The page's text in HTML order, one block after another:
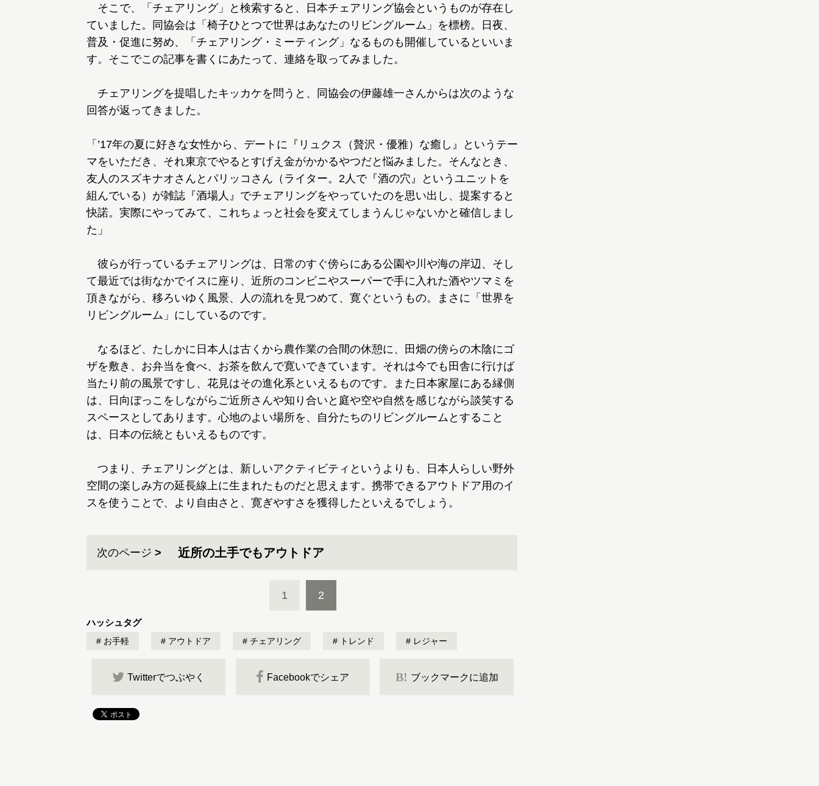
そこで、「チェアリング」と検索すると、日本チェアリング協会というものが存在し
ていました。同協会は「椅子ひとつで世界はあなたのリビングルーム」を標榜。日夜、
普及・促進に努め、「チェアリング・ミーティング」なるものも開催しているといいま
す。そこでこの記事を書くにあたって、連絡を取ってみました。
チェアリングを提唱したキッカケを問うと、同協会の伊藤雄一さんからは次のような
回答が返ってきました。
「’17年の夏に好きな女性から、デートに『リュクス（贅沢・優雅）な癒し』というテー
マをいただき、それ東京でやるとすげえ金がかかるやつだと悩みました。そんなとき、
友人のスズキナオさんとパリッコさん（ライター。2人で『酒の穴』というユニットを
組んでいる）が雑誌『酒場人』でチェアリングをやっていたのを思い出し、提案すると
快諾。実際にやってみて、これちょっと社会を変えてしまうんじゃないかと確信しまし
た」
彼らが行っているチェアリングは、日常のすぐ傍らにある公園や川や海の岸辺、そし
て最近では街なかでイスに座り、近所のコンビニやスーパーで手に入れた酒やツマミを
頂きながら、移ろいゆく風景、人の流れを見つめて、寛ぐというもの。まさに「世界を
リビングルーム」にしているのです。
なるほど、たしかに日本人は古くから農作業の合間の休憩に、田畑の傍らの木陰にゴ
ザを敷き、お弁当を食べ、お茶を飲んで寛いできています。それは今でも田舎に行けば
当たり前の風景ですし、花見はその進化系といえるものです。また日本家屋にある縁側
は、日向ぼっこをしながらご近所さんや知り合いと庭や空や自然を感じながら談笑する
スペースとしてあります。心地のよい場所を、自分たちのリビングルームとすること
は、日本の伝統ともいえるものです。
つまり、チェアリングとは、新しいアクティビティというよりも、日本人らしい野外
空間の楽しみ方の延長線上に生まれたものだと思えます。携帯できるアウトドア用のイ
スを使うことで、より自由さと、寛ぎやすさを獲得したといえるでしょう。
次のページ 近所の土手でもアウトドア
1 2
ハッシュタグ
お手軽 アウトドア チェアリング トレンド レジャー
Twitterでつぶやく Facebookでシェア B! ブックマークに追加